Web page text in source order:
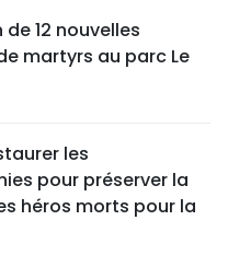
12 nouvelles
martyrs au parc Le
les
pour préserver la
héros morts pour la